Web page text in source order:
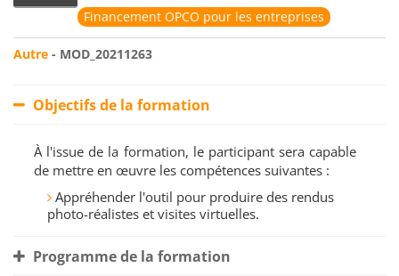
Financement OPCO pour les entreprises
Autre - MOD_20211263
Objectifs de la formation
À l'issue de la formation, le participant sera capable
de mettre en œuvre les compétences suivantes :
Appréhender l'outil pour produire des rendus
photo-réalistes et visites virtuelles.
Programme de la formation